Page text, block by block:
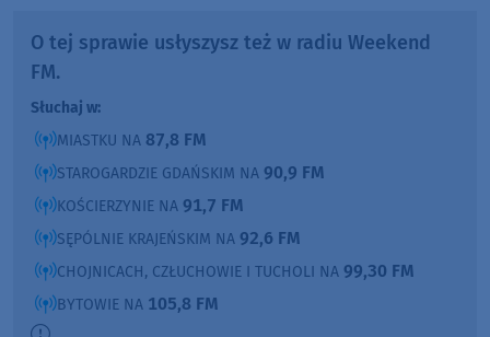
O tej sprawie usłyszysz też w radiu Weekend
FM.
Słuchaj w:
MIASTKU NA 87,8 FM
STAROGARDZIE GDAŃSKIM NA 90,9 FM
KOŚCIERZYNIE NA 91,7 FM
SĘPÓLNIE KRAJEŃSKIM NA 92,6 FM
CHOJNICACH, CZŁUCHOWIE I TUCHOLI NA 99,30 FM
BYTOWIE NA 105,8 FM